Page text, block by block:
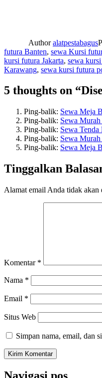
Authoralatpestabagus
futura Banten, sewa Kursi
kursi futura Jakarta, sewa
Karawang, sewa kursi futura
5 thoughts on
Ping-balik: Sewa Meja
Ping-balik: Sewa
Ping-balik: Sewa
Ping-balik: Sewa
Ping-balik: Sewa Meja
Tinggalkan
Alamat email Anda tidak akan
Komentar *
Nama *
Email *
Situs Web
Simpan nama, email, dan